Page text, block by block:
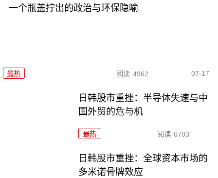
一个瓶盖拧出的政治与环保隐喻
最热 阅读 4962 07-17
日韩股市重挫：半导体失速与中
国外贸的危与机
最热 阅读 6783
日韩股市重挫：全球资本市场的
多米诺骨牌效应